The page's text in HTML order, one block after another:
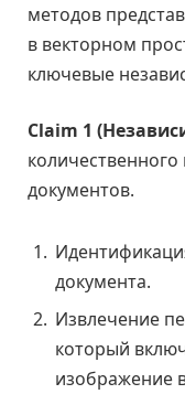
методов
в векторном
ключевые
Claim 1
документов.
документа.
Извлечение
который
изображение